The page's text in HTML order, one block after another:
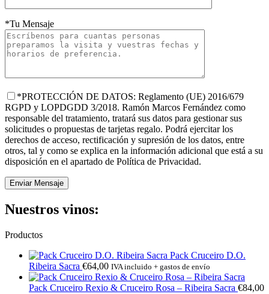
*Tu Mensaje
*PROTECCIÓN DE DATOS: Reglamento (UE) 2016/679
RGPD y LOPDGDD 3/2018. Ramón Marcos Fernández como
responsable del tratamiento, tratará sus datos para gestionar sus
solicitudes o propuestas de tarjetas regalo. Podrá ejercitar los
derechos de acceso, rectificación y supresión de los datos, entre
otros, tal y como se explica en la información adicional que está a su
disposición en el apartado de Política de Privacidad.
Nuestros vinos:
Productos
Pack Cruceiro D.O.
Ribeira Sacra €64,00 IVA incluido + gastos de envío
Pack Cruceiro Rexio & Cruceiro Rosa – Ribeira Sacra €84,00